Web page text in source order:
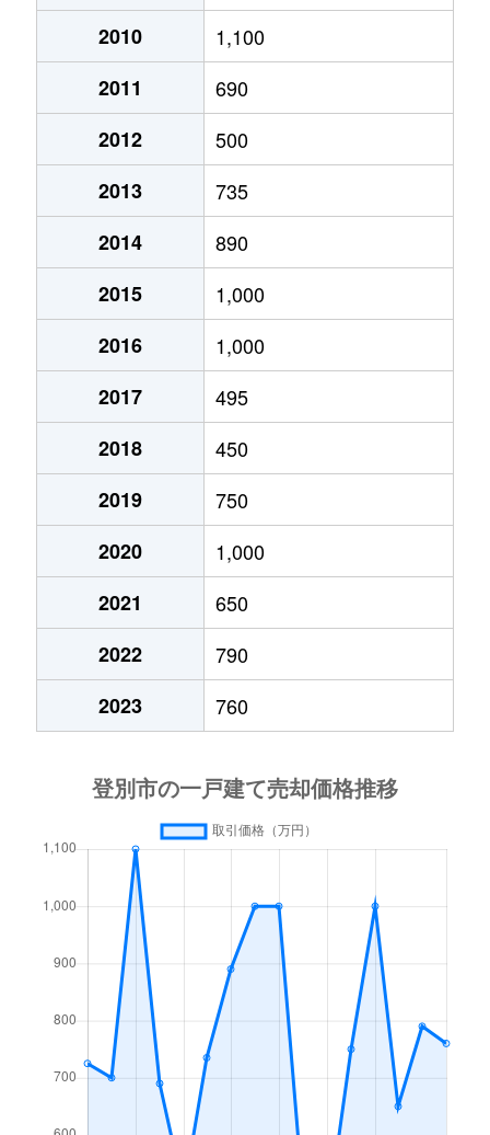
登別東町
登別本町
2,300万円
富士町
2,300万円
富士町
290万円
富士町
700万円
富士町
760万円 幌別
若草町
900万円 鷲別
若草町
1,600万円
若草町
1,900万円
若草町
若山町
1,800万円 鷲別
若山町
370万円
2010
1,100
2011
690
2012
500
2013
735
2014
890
2015
1,000
2016
1,000
2017
495
2018
450
2019
750
2020
1,000
2021
650
2022
790
2023
760